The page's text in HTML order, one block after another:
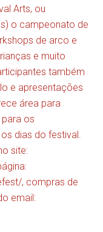
Arts, ou
o campeonato de
de arco e
e muito
também
e apresentações
área para
os
dias do festival.
site:
, compras de
email: